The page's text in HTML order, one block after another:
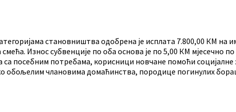
становништва одобрена је исплата 7.800,00 КМ
Износ субвенције по оба основа је по 5,00 КМ мјесечно
са посебним потребама, корисници новчане помоћи
обољелим члановима домаћинства, породице погинулих